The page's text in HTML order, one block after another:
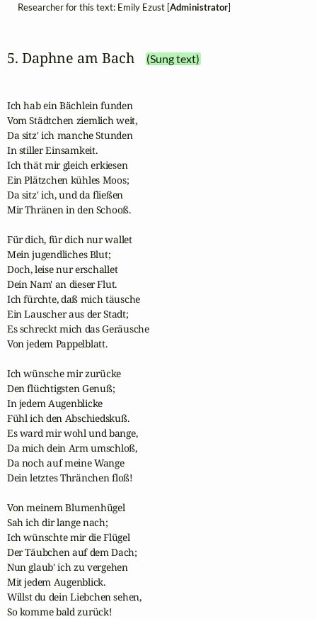
Researcher for this text: Emily Ezust [Administrator]
5. Daphne am Bach (Sung text)
Ich hab ein Bächlein funden
Vom Städtchen ziemlich weit,
Da sitz' ich manche Stunden
In stiller Einsamkeit.
Ich thät mir gleich erkiesen
Ein Plätzchen kühles Moos;
Da sitz' ich, und da fließen
Mir Thränen in den Schooß.
Für dich, für dich nur wallet
Mein jugendliches Blut;
Doch, leise nur erschallet
Dein Nam' an dieser Flut.
Ich fürchte, daß mich täusche
Ein Lauscher aus der Stadt;
Es schreckt mich das Geräusche
Von jedem Pappelblatt.
Ich wünsche mir zurücke
Den flüchtigsten Genuß;
In jedem Augenblicke
Fühl ich den Abschiedskuß.
Es ward mir wohl und bange,
Da mich dein Arm umschloß,
Da noch auf meine Wange
Dein letztes Thränchen floß!
Von meinem Blumenhügel
Sah ich dir lange nach;
Ich wünschte mir die Flügel
Der Täubchen auf dem Dach;
Nun glaub' ich zu vergehen
Mit jedem Augenblick.
Willst du dein Liebchen sehen,
So komme bald zurück!